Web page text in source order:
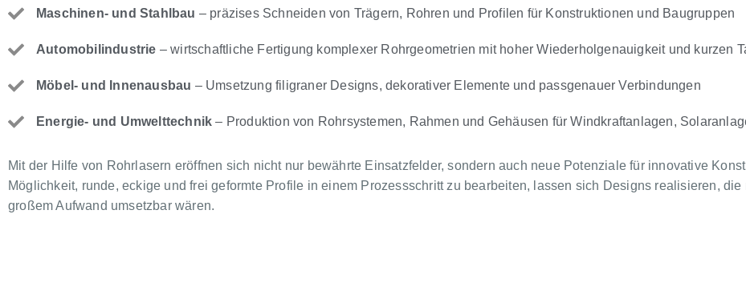
Maschinen- und Stahlbau – präzises Schneiden von Trägern, Rohren und Profilen für Konstruktionen und Baugruppen
Automobilindustrie – wirtschaftliche Fertigung komplexer Rohrgeometrien mit hoher Wiederholgenauigkeit und kurzen
Möbel- und Innenausbau – Umsetzung filigraner Designs, dekorativer Elemente und passgenauer Verbindungen
Energie- und Umwelttechnik – Produktion von Rohrsystemen, Rahmen und Gehäusen für Windkraftanlagen,
Mit der Hilfe von Rohrlasern eröffnen sich nicht nur bewährte Einsatzfelder, sondern auch neue Potenziale für innovative
Möglichkeit, runde, eckige und frei geformte Profile in einem Prozessschritt zu bearbeiten, lassen sich Designs realisieren,
großem Aufwand umsetzbar wären.